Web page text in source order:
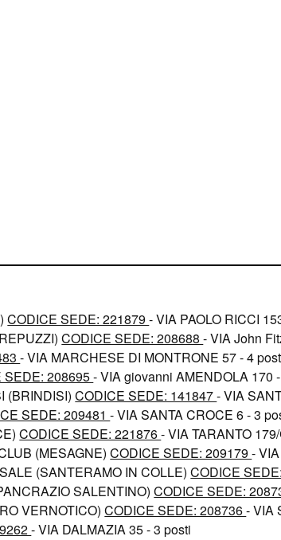
CODICE SEDE: 221879- VIA PAOLO RICCI
CODICE SEDE: 208688- VIA John
- VIA MARCHESE DI MONTRONE 57 - 4
SEDE: 208695- VIA giovanni AMENDOLA 170
(BRINDISI)CODICE SEDE: 141847- VIA
SEDE: 209481- VIA SANTA CROCE 6 - 3
CODICE SEDE: 221876- VIA TARANTO
(MESAGNE)CODICE SEDE: 209179-
(SANTERAMO IN COLLE)CODICE
SALENTINO)CODICE SEDE:
VERNOTICO)CODICE SEDE: 208736- VIA
- VIA DALMAZIA 35 - 3 posti